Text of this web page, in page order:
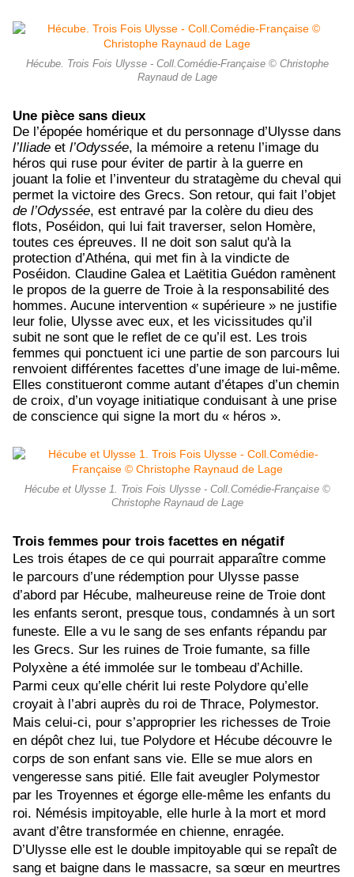
Hécube. Trois Fois Ulysse - Coll.Comédie-Française © Christophe
Raynaud de Lage
Une pièce sans dieux
De l’épopée homérique et du personnage d’Ulysse dans
l’Iliade et l’Odyssée, la mémoire a retenu l’image du
héros qui ruse pour éviter de partir à la guerre en
jouant la folie et l’inventeur du stratagème du cheval qui
permet la victoire des Grecs. Son retour, qui fait l’objet
de l’Odyssée, est entravé par la colère du dieu des
flots, Poséidon, qui lui fait traverser, selon Homère,
toutes ces épreuves. Il ne doit son salut qu'à la
protection d’Athéna, qui met fin à la vindicte de
Poséidon. Claudine Galea et Laëtitia Guédon ramènent
le propos de la guerre de Troie à la responsabilité des
hommes. Aucune intervention « supérieure » ne justifie
leur folie, Ulysse avec eux, et les vicissitudes qu’il
subit ne sont que le reflet de ce qu’il est. Les trois
femmes qui ponctuent ici une partie de son parcours lui
renvoient différentes facettes d’une image de lui-même.
Elles constitueront comme autant d’étapes d’un chemin
de croix, d’un voyage initiatique conduisant à une prise
de conscience qui signe la mort du « héros ».
Hécube et Ulysse 1. Trois Fois Ulysse - Coll.Comédie-Française ©
Christophe Raynaud de Lage
Trois femmes pour trois facettes en négatif
Les trois étapes de ce qui pourrait apparaître comme
le parcours d’une rédemption pour Ulysse passe
d’abord par Hécube, malheureuse reine de Troie dont
les enfants seront, presque tous, condamnés à un sort
funeste. Elle a vu le sang de ses enfants répandu par
les Grecs. Sur les ruines de Troie fumante, sa fille
Polyxène a été immolée sur le tombeau d’Achille.
Parmi ceux qu’elle chérit lui reste Polydore qu’elle
croyait à l’abri auprès du roi de Thrace, Polymestor.
Mais celui-ci, pour s’approprier les richesses de Troie
en dépôt chez lui, tue Polydore et Hécube découvre le
corps de son enfant sans vie. Elle se mue alors en
vengeresse sans pitié. Elle fait aveugler Polymestor
par les Troyennes et égorge elle-même les enfants du
roi. Némésis impitoyable, elle hurle à la mort et mord
avant d’être transformée en chienne, enragée.
D’Ulysse elle est le double impitoyable qui se repaît de
sang et baigne dans le massacre, sa sœur en meurtres